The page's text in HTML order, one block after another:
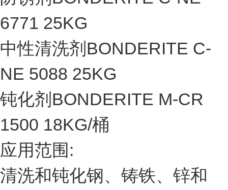
6771 25KG
中性清洗剂BONDERITE C-
NE 5088 25KG
钝化剂BONDERITE M-CR
1500 18KG/桶
应用范围:
清洗和钝化钢、铸铁、锌和